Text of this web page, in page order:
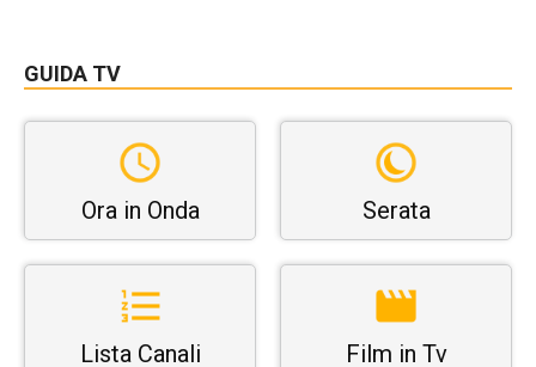
GUIDA TV
Ora in Onda Serata
Lista Canali Film in Tv